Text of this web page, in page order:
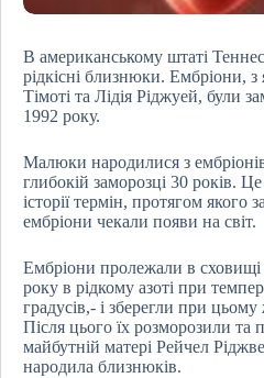
В американському штаті
рідкісні близнюки. Ембріони,
Тімоті та Лідія Ріджуей, були
1992 року.
Малюки народилися з
глибокій заморозці 30 років.
історії термін, протягом якого
ембріони чекали появи на світ.
Ембріони пролежали в сховищі
року в рідкому азоті при
градусів,- і зберегли при цьому
Після цього їх розморозили та
майбутній матері Рейчел
народила близнюків.